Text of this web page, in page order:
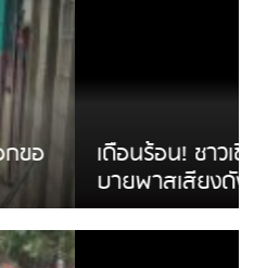
บ่นรถ Isuzu สีขาวซิ่ง
วามรำคาญ